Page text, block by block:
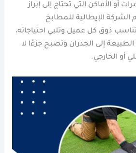
أو الأماكن التي تحتاج إلى إبراز
الشركة الإيطالية للمطابخ
ذوق كل عميل وتلبي احتياجاته،
إلى الجدران وتصبح جزءًا لا
أو الخارجي.